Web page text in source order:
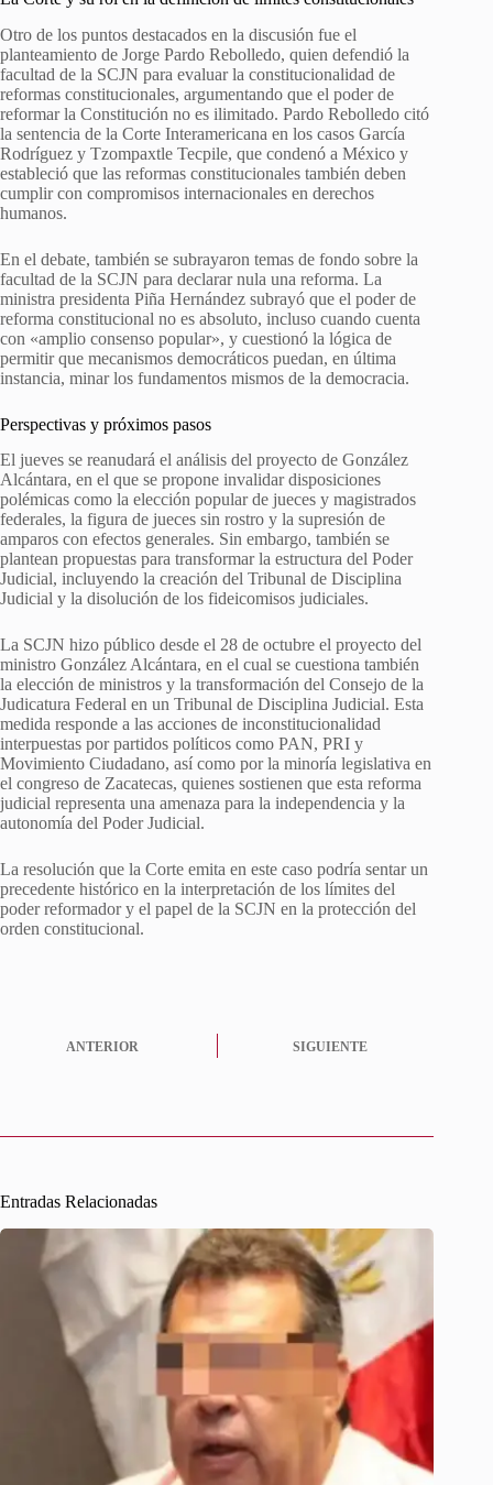
Otro de los puntos destacados en la discusión fue el
planteamiento de Jorge Pardo Rebolledo, quien defendió la
facultad de la SCJN para evaluar la constitucionalidad de
reformas constitucionales, argumentando que el poder de
reformar la Constitución no es ilimitado. Pardo Rebolledo citó
la sentencia de la Corte Interamericana en los casos García
Rodríguez y Tzompaxtle Tecpile, que condenó a México y
estableció que las reformas constitucionales también deben
cumplir con compromisos internacionales en derechos
humanos.
En el debate, también se subrayaron temas de fondo sobre la
facultad de la SCJN para declarar nula una reforma. La
ministra presidenta Piña Hernández subrayó que el poder de
reforma constitucional no es absoluto, incluso cuando cuenta
con «amplio consenso popular», y cuestionó la lógica de
permitir que mecanismos democráticos puedan, en última
instancia, minar los fundamentos mismos de la democracia.
Perspectivas y próximos pasos
El jueves se reanudará el análisis del proyecto de González
Alcántara, en el que se propone invalidar disposiciones
polémicas como la elección popular de jueces y magistrados
federales, la figura de jueces sin rostro y la supresión de
amparos con efectos generales. Sin embargo, también se
plantean propuestas para transformar la estructura del Poder
Judicial, incluyendo la creación del Tribunal de Disciplina
Judicial y la disolución de los fideicomisos judiciales.
La SCJN hizo público desde el 28 de octubre el proyecto del
ministro González Alcántara, en el cual se cuestiona también
la elección de ministros y la transformación del Consejo de la
Judicatura Federal en un Tribunal de Disciplina Judicial. Esta
medida responde a las acciones de inconstitucionalidad
interpuestas por partidos políticos como PAN, PRI y
Movimiento Ciudadano, así como por la minoría legislativa en
el congreso de Zacatecas, quienes sostienen que esta reforma
judicial representa una amenaza para la independencia y la
autonomía del Poder Judicial.
La resolución que la Corte emita en este caso podría sentar un
precedente histórico en la interpretación de los límites del
poder reformador y el papel de la SCJN en la protección del
orden constitucional.
ANTERIOR SIGUIENTE
Entradas Relacionadas